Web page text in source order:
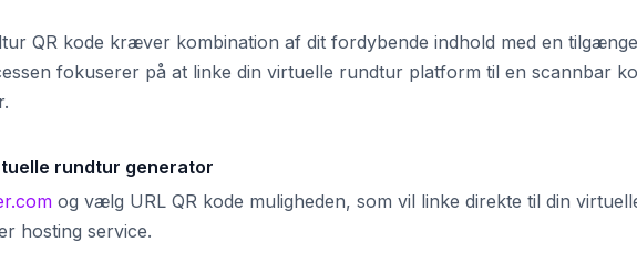
QR kode kræver kombination af dit fordybende indhold med en
fokuserer på at linke din virtuelle rundtur platform til en scannbar
rundtur generator
og vælg URL QR kode muligheden, som vil linke direkte til din
hosting service.